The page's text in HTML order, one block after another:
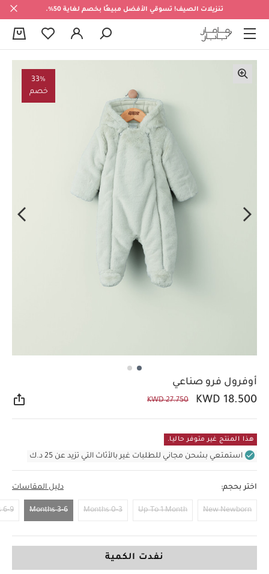
تنزيلات الصيف! تسوقي الأفضل مبيعًا بخصم لغاية 50%.
33%
خصم
أوفرول فرو صناعي
KWD 18.500
KWD 27.750
هذا المنتج غير متوفر حاليا.
استمتعي بشحن مجاني للطلبات غير بالأثاث التي تزيد عن 25 د.ك
اختر بحجم: دليل المقاسات
New Newborn
Up To 1 Month
0-3 Months
3-6 Months
6-9 Months
نفدت الكمية